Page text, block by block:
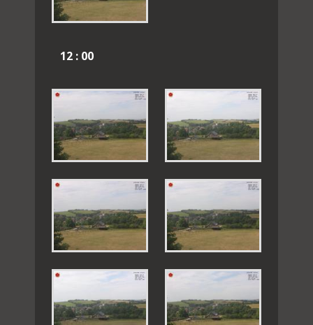
12 : 00